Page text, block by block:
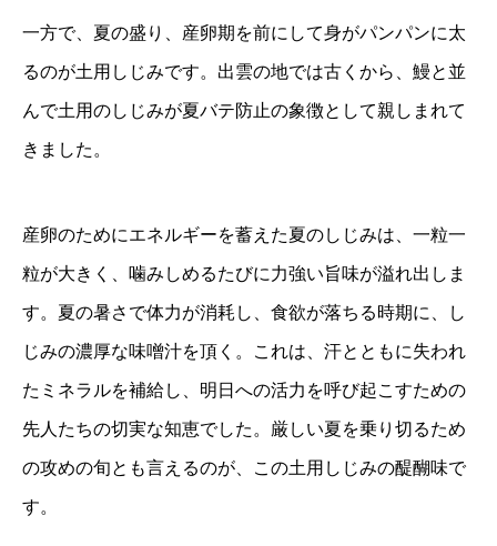
一方で、夏の盛り、産卵期を前にして身がパンパンに太
るのが土用しじみです。出雲の地では古くから、鰻と並
んで土用のしじみが夏バテ防止の象徴として親しまれて
きました。
産卵のためにエネルギーを蓄えた夏のしじみは、一粒一
粒が大きく、噛みしめるたびに力強い旨味が溢れ出しま
す。夏の暑さで体力が消耗し、食欲が落ちる時期に、し
じみの濃厚な味噌汁を頂く。これは、汗とともに失われ
たミネラルを補給し、明日への活力を呼び起こすための
先人たちの切実な知恵でした。厳しい夏を乗り切るため
の攻めの旬とも言えるのが、この土用しじみの醍醐味で
す。